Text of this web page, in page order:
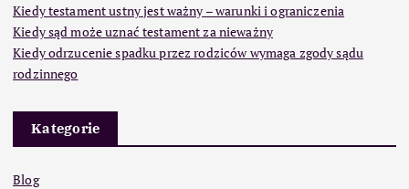
Kiedy testament ustny jest ważny – warunki i ograniczenia
Kiedy sąd może uznać testament za nieważny
Kiedy odrzucenie spadku przez rodziców wymaga zgody sądu
rodzinnego
Kategorie
Blog